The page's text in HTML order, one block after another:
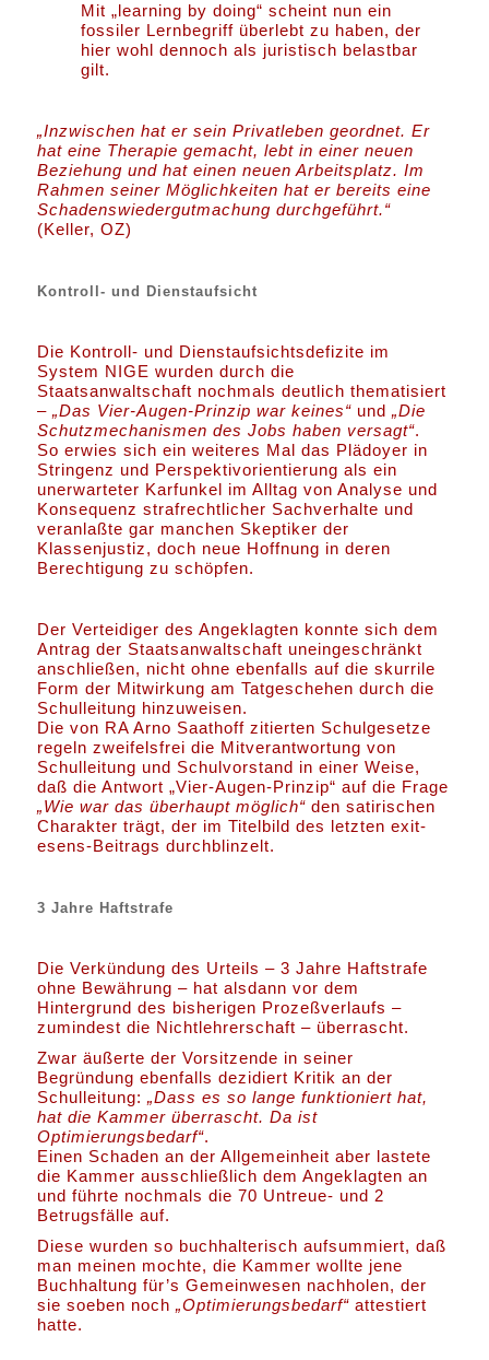
Mit „learning by doing“ scheint nun ein
fossiler Lernbegriff überlebt zu haben, der
hier wohl dennoch als juristisch belastbar
gilt.
„Inzwischen hat er sein Privatleben geordnet. Er
hat eine Therapie gemacht, lebt in einer neuen
Beziehung und hat einen neuen Arbeitsplatz. Im
Rahmen seiner Möglichkeiten hat er bereits eine
Schadenswiedergutmachung durchgeführt.“
(Keller, OZ)
Kontroll- und Dienstaufsicht
Die Kontroll- und Dienstaufsichtsdefizite im
System NIGE wurden durch die
Staatsanwaltschaft nochmals deutlich thematisiert
– „Das Vier-Augen-Prinzip war keines“ und„Die
Schutzmechanismen des Jobs haben versagt“.
So erwies sich ein weiteres Mal das Plädoyer in
Stringenz und Perspektivorientierung als ein
unerwarteter Karfunkel im Alltag von Analyse und
Konsequenz strafrechtlicher Sachverhalte und
veranlaßte gar manchen Skeptiker der
Klassenjustiz, doch neue Hoffnung in deren
Berechtigung zu schöpfen.
Der Verteidiger des Angeklagten konnte sich dem
Antrag der Staatsanwaltschaft uneingeschränkt
anschließen, nicht ohne ebenfalls auf die skurrile
Form der Mitwirkung am Tatgeschehen durch die
Schulleitung hinzuweisen.
Die von RA Arno Saathoff zitierten Schulgesetze
regeln zweifelsfrei die Mitverantwortung von
Schulleitung und Schulvorstand in einer Weise,
daß die Antwort „Vier-Augen-Prinzip“ auf die Frage
„Wie war das überhaupt möglich“ den satirischen
Charakter trägt, der im Titelbild des letzten exit-
esens-Beitrags durchblinzelt.
3 Jahre Haftstrafe
Die Verkündung des Urteils – 3 Jahre Haftstrafe
ohne Bewährung – hat alsdann vor dem
Hintergrund des bisherigen Prozeßverlaufs –
zumindest die Nichtlehrerschaft – überrascht.
Zwar äußerte der Vorsitzende in seiner
Begründung ebenfalls dezidiert Kritik an der
Schulleitung:„Dass es so lange funktioniert hat,
hat die Kammer überrascht. Da ist
Optimierungsbedarf“.
Einen Schaden an der Allgemeinheit aber lastete
die Kammer ausschließlich dem Angeklagten an
und führte nochmals die 70 Untreue- und 2
Betrugsfälle auf.
Diese wurden so buchhalterisch aufsummiert, daß
man meinen mochte, die Kammer wollte jene
Buchhaltung für’s Gemeinwesen nachholen, der
sie soeben noch„Optimierungsbedarf“ attestiert
hatte.